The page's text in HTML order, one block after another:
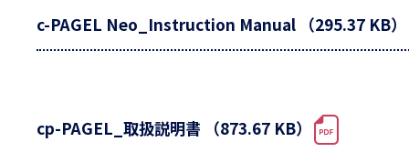
c-PAGEL Neo_Instruction Manual （295.37 KB）
cp-PAGEL_取扱説明書 （873.67 KB）